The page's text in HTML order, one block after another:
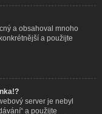
a obsahoval mnoho
a použijte
server je nebyl
a použijte